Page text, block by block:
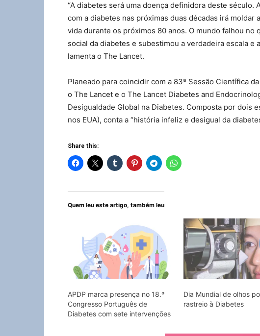
“A diabetes será uma doença definidora deste século.
com a diabetes nas próximas duas décadas irá moldar
vida durante os próximos 80 anos. O mundo falhou no
social da diabetes e subestimou a verdadeira escala e
lamenta o The Lancet.
Planeado para coincidir com a 83ª Sessão Científica
o The Lancet e o The Lancet Diabetes and
Desigualdade Global na Diabetes. Composta por dois
nos EUA), conta a “história infeliz e desigual da
Share this:
Quem leu este artigo, também leu
APDP marca presença no 18.º
Congresso Português de
Diabetes com sete intervenções
Dia Mundial de olhos
rastreio à Diabetes